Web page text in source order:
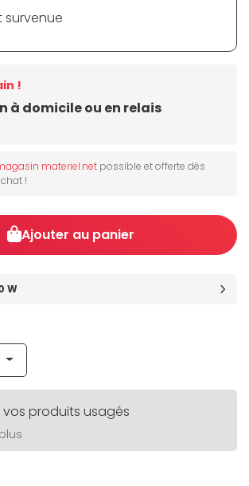
survenue
à domicile ou en relais
!
materiel.net possible et offerte dès
!
Ajouter au panier
W
vos produits usagés